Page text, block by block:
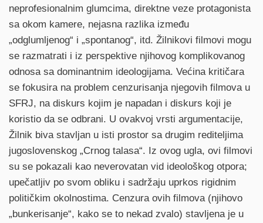
neprofesionalnim glumcima, direktne veze protagonista
sa okom kamere, nejasna razlika između
„odglumljenog“ i „spontanog“, itd. Žilnikovi filmovi mogu
se razmatrati i iz perspektive njihovog komplikovanog
odnosa sa dominantnim ideologijama. Većina kritičara
se fokusira na problem cenzurisanja njegovih filmova u
SFRJ, na diskurs kojim je napadan i diskurs koji je
koristio da se odbrani. U ovakvoj vrsti argumentacije,
Žilnik biva stavljan u isti prostor sa drugim rediteljima
jugoslovenskog „Crnog talasa“. Iz ovog ugla, ovi filmovi
su se pokazali kao neverovatan vid ideološkog otpora;
upečatljiv po svom obliku i sadržaju uprkos rigidnim
političkim okolnostima. Cenzura ovih filmova (njihovo
„bunkerisanje“, kako se to nekad zvalo) stavljena je u